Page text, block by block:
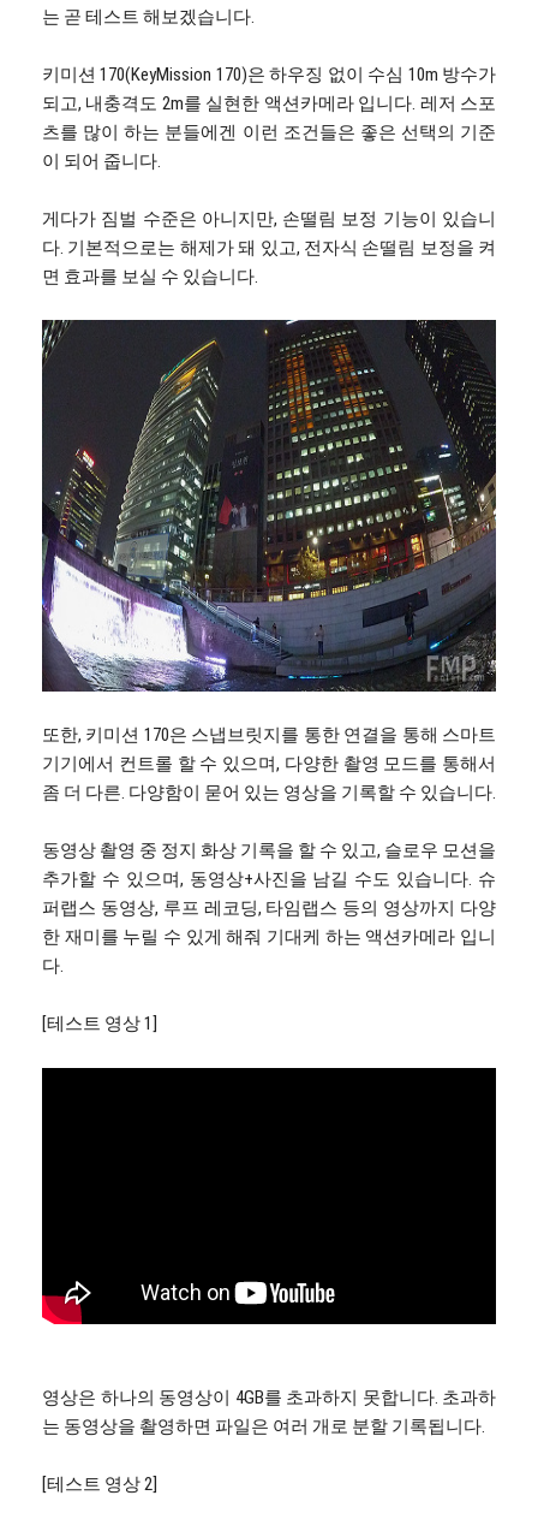
는 곧 테스트 해보겠습니다.
키미션 170(KeyMission 170)은 하우징 없이 수심 10m 방수가
되고, 내충격도 2m를 실현한 액션카메라 입니다. 레저 스포
츠를 많이 하는 분들에겐 이런 조건들은 좋은 선택의 기준
이 되어 줍니다.
게다가 짐벌 수준은 아니지만, 손떨림 보정 기능이 있습니
다. 기본적으로는 해제가 돼 있고, 전자식 손떨림 보정을 켜
면 효과를 보실 수 있습니다.
또한, 키미션 170은 스냅브릿지를 통한 연결을 통해 스마트
기기에서 컨트롤 할 수 있으며, 다양한 촬영 모드를 통해서
좀 더 다른. 다양함이 묻어 있는 영상을 기록할 수 있습니다.
동영상 촬영 중 정지 화상 기록을 할 수 있고, 슬로우 모션을
추가할 수 있으며, 동영상+사진을 남길 수도 있습니다. 슈
퍼랩스 동영상, 루프 레코딩, 타임랩스 등의 영상까지 다양
한 재미를 누릴 수 있게 해줘 기대케 하는 액션카메라 입니
다.
[테스트 영상 1]
영상은 하나의 동영상이 4GB를 초과하지 못합니다. 초과하
는 동영상을 촬영하면 파일은 여러 개로 분할 기록됩니다.
[테스트 영상 2]